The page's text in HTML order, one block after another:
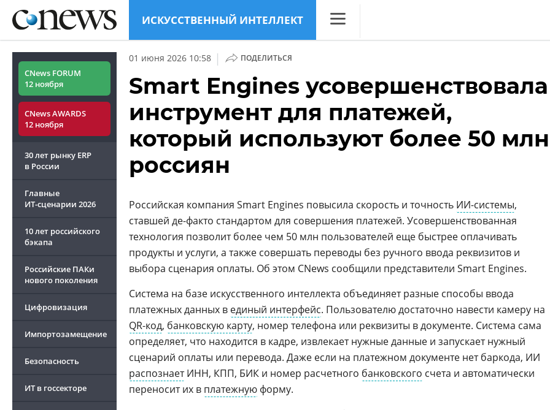
ИСКУССТВЕННЫЙ ИНТЕЛЛЕКТ
Конференции
Маркет
Техника
CNews FORUM
12 ноября
CNews AWARDS
12 ноября
30 лет рынку ERP
в России
Главные
ИТ-сценарии 2026
10 лет российского
бэкапа
Российские ПАКи
нового поколения
Цифровизация
Импортозамещение
Безопасность
ИТ в госсекторе
01 июня 2026 10:58 | ПОДЕЛИТЬСЯ
Smart Engines усовершенствовала
инструмент для платежей,
который используют более 50 млн
россиян
Российская компания Smart Engines повысила скорость и точность ИИ-системы,
ставшей де-факто стандартом для совершения платежей. Усовершенствованная
технология позволит более чем 50 млн пользователей еще быстрее оплачивать
продукты и услуги, а также совершать переводы без ручного ввода реквизитов и
выбора сценария оплаты. Об этом CNews сообщили представители Smart Engines.
Система на базе искусственного интеллекта объединяет разные способы ввода
платежных данных в единый интерфейс. Пользователю достаточно навести камеру на
QR-код, банковскую карту, номер телефона или реквизиты в документе. Система сама
определяет, что находится в кадре, извлекает нужные данные и запускает нужный
сценарий оплаты или перевода. Даже если на платежном документе нет баркода, ИИ
распознаетИНН, КПП, БИК и номер расчетного банковского счета и автоматически
переносит их в платежную форму.